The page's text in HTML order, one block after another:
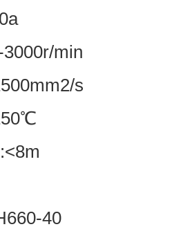
3000r/min
s
℃
:<8m
40